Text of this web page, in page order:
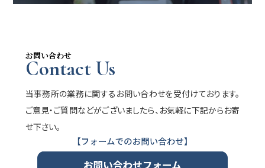
お問い合わせ
Contact Us
当事務所の業務に関するお問い合わせを受付けております。
ご意見・ご質問などがございましたら、お気軽に下記からお寄
せ下さい。